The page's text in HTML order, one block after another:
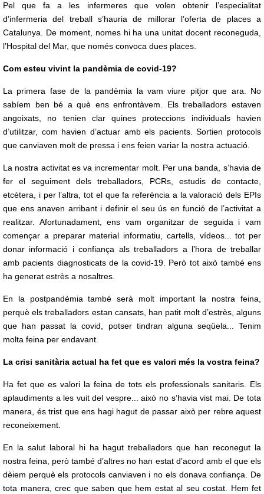
Pel que fa a les infermeres que volen obtenir l’especialitat
d’infermeria del treball s’hauria de millorar l’oferta de places a
Catalunya. De moment, nomes hi ha una unitat docent reconeguda,
l’Hospital del Mar, que només convoca dues places.
Com esteu vivint la pandèmia de covid-19?
La primera fase de la pandèmia la vam viure pitjor que ara. No
sabíem ben bé a què ens enfrontàvem. Els treballadors estaven
angoixats, no tenien clar quines proteccions individuals havien
d’utilitzar, com havien d’actuar amb els pacients. Sortien protocols
que canviaven molt de pressa i ens feien variar la nostra actuació.
La nostra activitat es va incrementar molt. Per una banda, s’havia de
fer el seguiment dels treballadors, PCRs, estudis de contacte,
etcètera, i per l’altra, tot el que fa referència a la valoració dels EPIs
que ens anaven arribant i definir el seu ús en funció de l’activitat a
realitzar. Afortunadament, ens vam organitzar de seguida i vam
començar a preparar material informatiu, cartells, vídeos... tot per
donar informació i confiança als treballadors a l’hora de treballar
amb pacients diagnosticats de la covid-19. Però tot això també ens
ha generat estrès a nosaltres.
En la postpandèmia també serà molt important la nostra feina,
perquè els treballadors estan cansats, han patit molt d’estrès, alguns
que han passat la covid, potser tindran alguna seqüela... Tenim
molta feina per endavant.
La crisi sanitària actual ha fet que es valori més la vostra feina?
Ha fet que es valori la feina de tots els professionals sanitaris. Els
aplaudiments a les vuit del vespre... això no s’havia vist mai. De tota
manera, és trist que ens hagi hagut de passar això per rebre aquest
reconeixement.
En la salut laboral hi ha hagut treballadors que han reconegut la
nostra feina, però també d’altres no han estat d’acord amb el que els
dèiem perquè els protocols canviaven i no els donava confiança. De
tota manera, crec que saben que hem estat al seu costat. Hem fet